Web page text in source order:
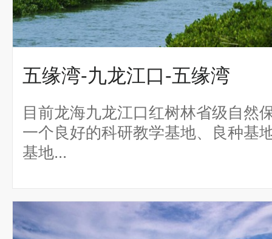
五缘湾-九龙江口-五缘湾
目前龙海九龙江口红树林省级自然
一个良好的科研教学基地、良种基
基地...